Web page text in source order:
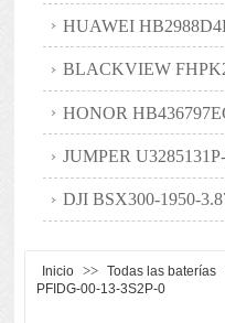
HUAWEI
BLACKVIEW
HONOR
JUMPER
DJI BSX300-1950-
Inicio >> Todas las baterías
PFIDG-00-13-3S2P-0